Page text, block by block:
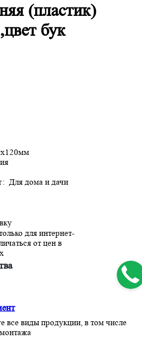
(пластик)
бук
: Для дома и дачи
для интернет-
от цен в
все виды продукции, в том числе